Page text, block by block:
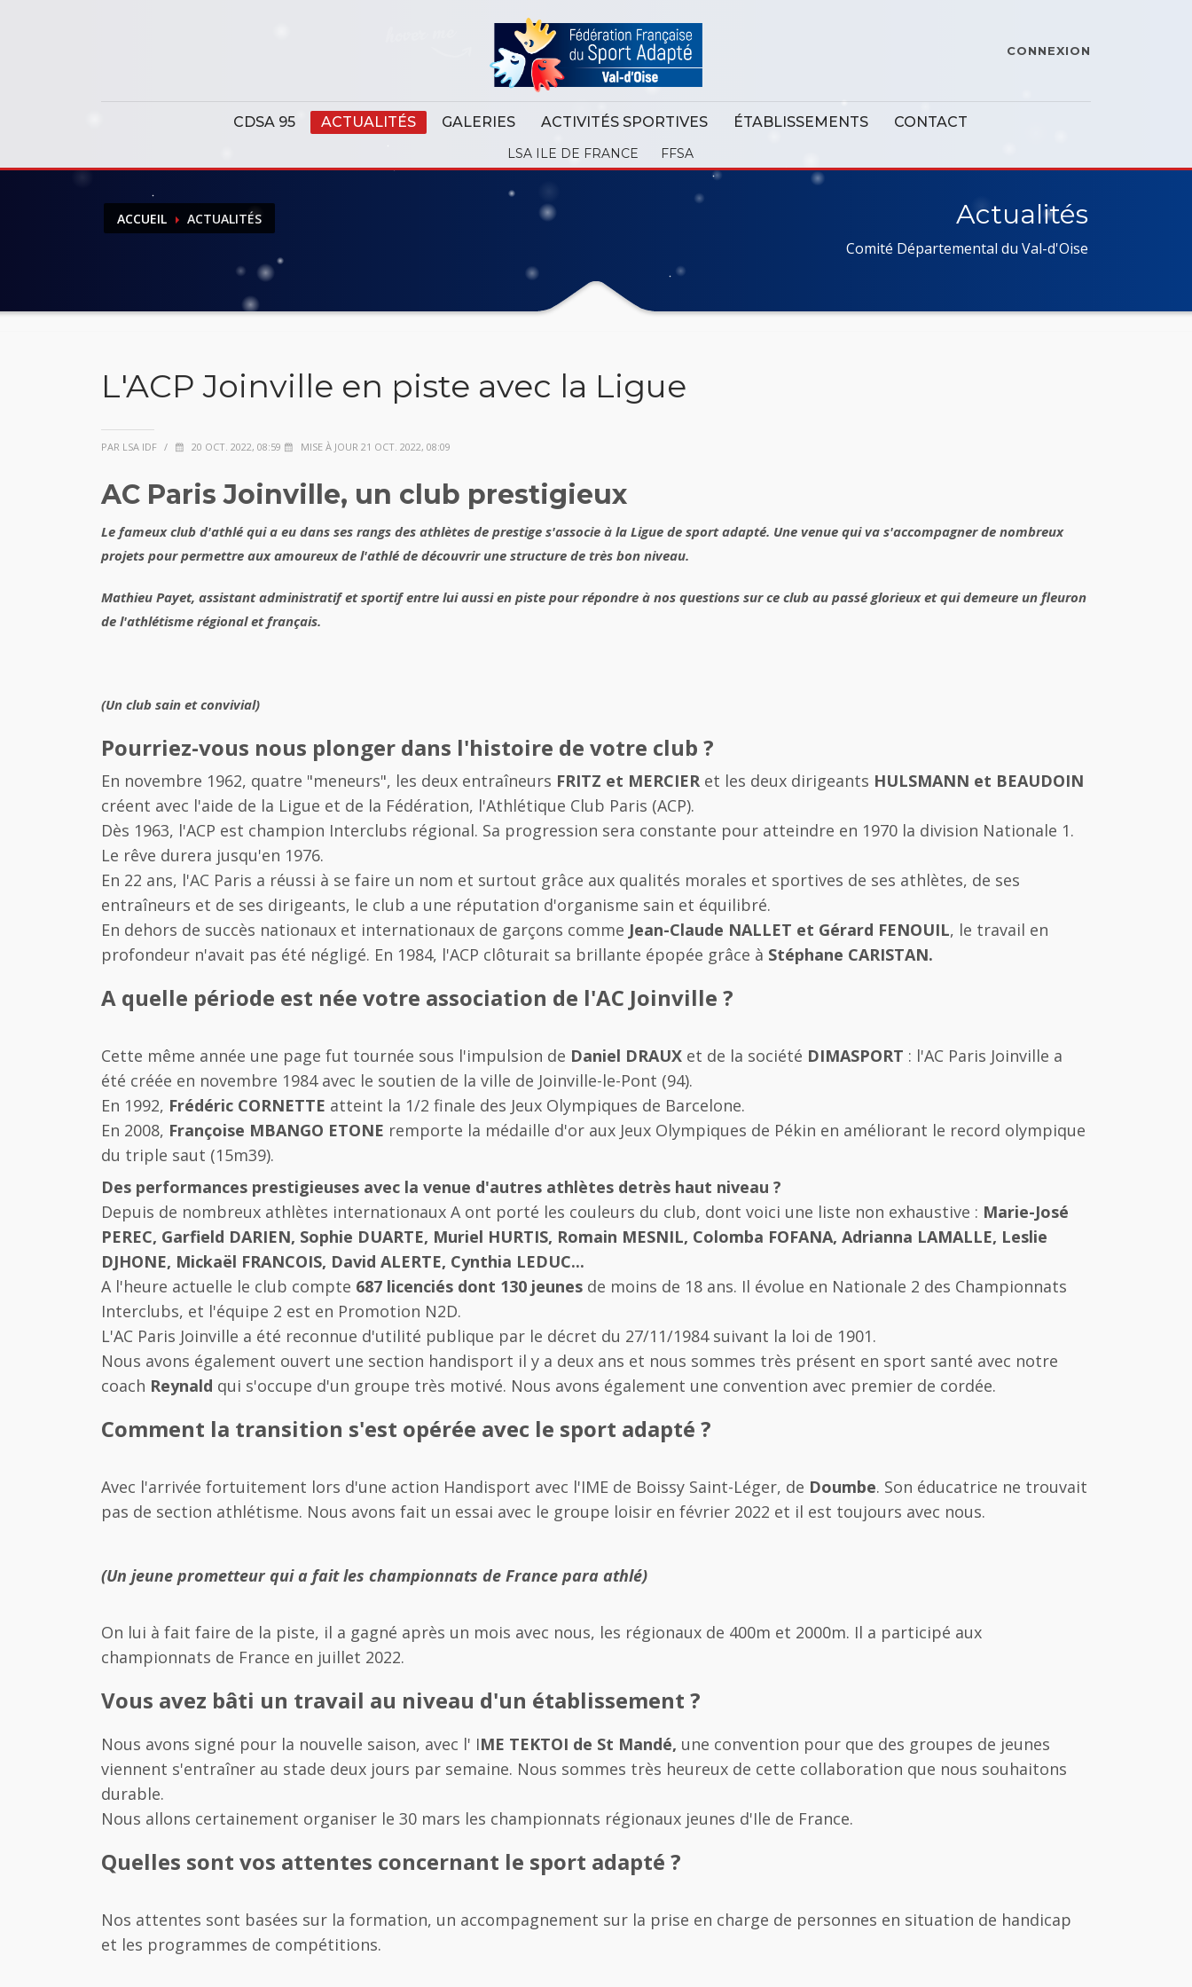
CONNEXION
CDSA 95 ACTUALITÉS GALERIES ACTIVITÉS SPORTIVES ÉTABLISSEMENTS CONTACT
LSA ILE DE FRANCE FFSA
ACCUEIL ACTUALITÉS Actualités
Comité Départemental du Val-d'Oise
L'ACP Joinville en piste avec la Ligue
PAR LSA IDF / 20 OCT. 2022, 08:59 MISE À JOUR 21 OCT. 2022, 08:09
AC Paris Joinville, un club prestigieux
Le fameux club d'athlé qui a eu dans ses rangs des athlètes de prestige s'associe à la Ligue de sport adapté. Une venue qui va s'accompagner de nombreux
projets pour permettre aux amoureux de l'athlé de découvrir une structure de très bon niveau.
Mathieu Payet, assistant administratif et sportif entre lui aussi en piste pour répondre à nos questions sur ce club au passé glorieux et qui demeure un fleuron
de l'athlétisme régional et français.
(Un club sain et convivial)
Pourriez-vous nous plonger dans l'histoire de votre club ?
En novembre 1962, quatre "meneurs", les deux entraîneurs FRITZ et MERCIER et les deux dirigeants HULSMANN et BEAUDOIN
créent avec l'aide de la Ligue et de la Fédération, l'Athlétique Club Paris (ACP).
Dès 1963, l'ACP est champion Interclubs régional. Sa progression sera constante pour atteindre en 1970 la division Nationale 1.
Le rêve durera jusqu'en 1976.
En 22 ans, l'AC Paris a réussi à se faire un nom et surtout grâce aux qualités morales et sportives de ses athlètes, de ses
entraîneurs et de ses dirigeants, le club a une réputation d'organisme sain et équilibré.
En dehors de succès nationaux et internationaux de garçons comme Jean-Claude NALLET et Gérard FENOUIL, le travail en
profondeur n'avait pas été négligé. En 1984, l'ACP clôturait sa brillante épopée grâce à Stéphane CARISTAN.
A quelle période est née votre association de l'AC Joinville ?
Cette même année une page fut tournée sous l'impulsion de Daniel DRAUX et de la société DIMASPORT : l'AC Paris Joinville a
été créée en novembre 1984 avec le soutien de la ville de Joinville-le-Pont (94).
En 1992, Frédéric CORNETTE atteint la 1/2 finale des Jeux Olympiques de Barcelone.
En 2008, Françoise MBANGO ETONE remporte la médaille d'or aux Jeux Olympiques de Pékin en améliorant le record olympique
du triple saut (15m39).
Des performances prestigieuses avec la venue d'autres athlètes detrès haut niveau ?
Depuis de nombreux athlètes internationaux A ont porté les couleurs du club, dont voici une liste non exhaustive : Marie-José
PEREC, Garfield DARIEN, Sophie DUARTE, Muriel HURTIS, Romain MESNIL, Colomba FOFANA, Adrianna LAMALLE, Leslie
DJHONE, Mickaël FRANCOIS, David ALERTE, Cynthia LEDUC...
A l'heure actuelle le club compte 687 licenciés dont 130 jeunes de moins de 18 ans. Il évolue en Nationale 2 des Championnats
Interclubs, et l'équipe 2 est en Promotion N2D.
L'AC Paris Joinville a été reconnue d'utilité publique par le décret du 27/11/1984 suivant la loi de 1901.
Nous avons également ouvert une section handisport il y a deux ans et nous sommes très présent en sport santé avec notre
coach Reynald qui s'occupe d'un groupe très motivé. Nous avons également une convention avec premier de cordée.
Comment la transition s'est opérée avec le sport adapté ?
Avec l'arrivée fortuitement lors d'une action Handisport avec l'IME de Boissy Saint-Léger, de Doumbe. Son éducatrice ne trouvait
pas de section athlétisme. Nous avons fait un essai avec le groupe loisir en février 2022 et il est toujours avec nous.
(Un jeune prometteur qui a fait les championnats de France para athlé)
On lui à fait faire de la piste, il a gagné après un mois avec nous, les régionaux de 400m et 2000m. Il a participé aux
championnats de France en juillet 2022.
Vous avez bâti un travail au niveau d'un établissement ?
Nous avons signé pour la nouvelle saison, avec l' IME TEKTOI de St Mandé, une convention pour que des groupes de jeunes
viennent s'entraîner au stade deux jours par semaine. Nous sommes très heureux de cette collaboration que nous souhaitons
durable.
Nous allons certainement organiser le 30 mars les championnats régionaux jeunes d'Ile de France.
Quelles sont vos attentes concernant le sport adapté ?
Nos attentes sont basées sur la formation, un accompagnement sur la prise en charge de personnes en situation de handicap
et les programmes de compétitions.